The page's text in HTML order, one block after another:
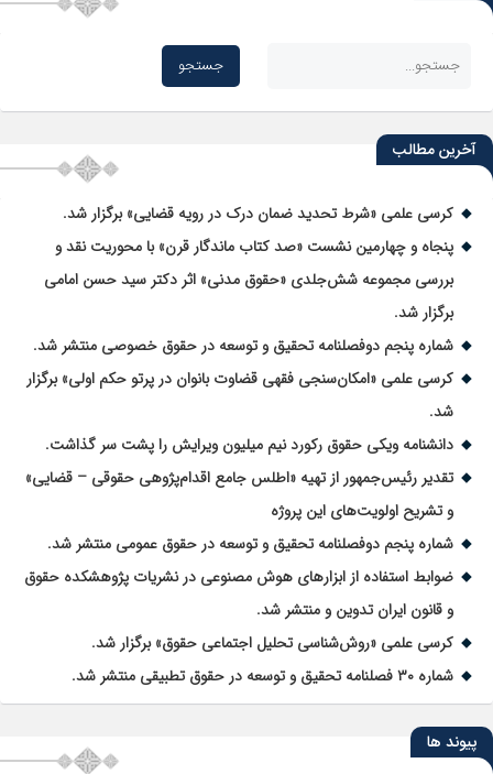
آخرین مطالب
کرسی علمی «شرط تحدید ضمان درک در رویه قضایی» برگزار شد.
پنجاه و چهارمین نشست «صد کتاب ماندگار قرن» با محوریت نقد و
بررسی مجموعه شش‌جلدی «حقوق مدنی» اثر دکتر سید حسن امامی
برگزار شد.
شماره پنجم دوفصلنامه تحقیق و توسعه در حقوق خصوصی منتشر شد.
کرسی علمی «امکان‌سنجی فقهی قضاوت بانوان در پرتو حکم اولی» برگزار
شد.
دانشنامه ویکی حقوق رکورد نیم میلیون ویرایش را پشت سر گذاشت.
تقدیر رئیس‌جمهور از تهیه «اطلس جامع اقدام‌پژوهی حقوقی – قضایی»
و تشریح اولویت‌های این پروژه
شماره پنجم دوفصلنامه تحقیق و توسعه در حقوق عمومی منتشر شد.
ضوابط استفاده از ابزارهای هوش مصنوعی در نشریات پژوهشکده حقوق
و قانون ایران تدوین و منتشر شد.
کرسی علمی «روش‌شناسی تحلیل اجتماعی حقوق» برگزار شد.
شماره ۳۰ فصلنامه تحقیق و توسعه در حقوق تطبیقی منتشر شد.
پیوند ها